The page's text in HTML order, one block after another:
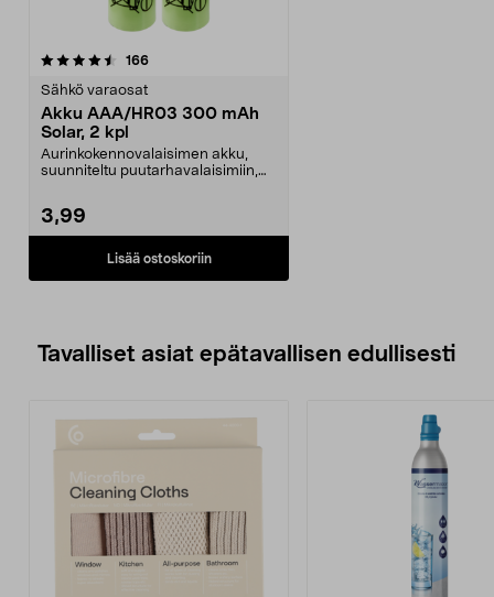
166arvostelut
Sähkö varaosat
Akku AAA/HR03 300 mAh
Solar, 2 kpl
Aurinkokennovalaisimen akku,
suunniteltu puutarhavalaisimiin,
3,99
Lisää ostoskoriin
Tavalliset asiat epätavallisen edullisesti